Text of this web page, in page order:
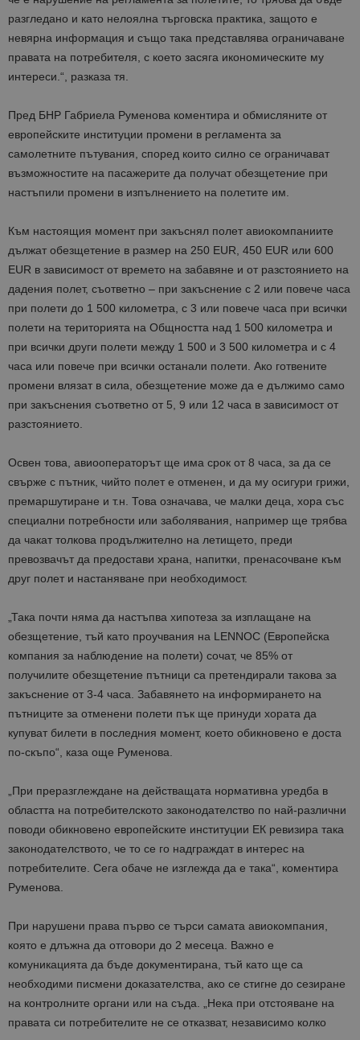
разгледано и като нелоялна търговска практика, защото е
невярна информация и също така представлява ограничаване
правата на потребителя, с което засяга икономическите му
интереси.“, разказа тя.
Пред БНР Габриела Руменова коментира и обмисляните от
европейските институции промени в регламента за
самолетните пътувания, според които силно се ограничават
възможностите на пасажерите да получат обезщетение при
настъпили промени в изпълнението на полетите им.
Към настоящия момент при закъснял полет авиокомпаниите
дължат обезщетение в размер на 250 EUR, 450 EUR или 600
EUR в зависимост от времето на забавяне и от разстоянието на
дадения полет, съответно – при закъснение с 2 или повече часа
при полети до 1 500 километра, с 3 или повече часа при всички
полети на територията на Общността над 1 500 километра и
при всички други полети между 1 500 и 3 500 километра и с 4
часа или повече при всички останали полети. Ако готвените
промени влязат в сила, обезщетение може да е дължимо само
при закъснения съответно от 5, 9 или 12 часа в зависимост от
разстоянието.
Освен това, авиооператорът ще има срок от 8 часа, за да се
свърже с пътник, чийто полет е отменен, и да му осигури грижи,
премаршутиране и т.н. Това означава, че малки деца, хора със
специални потребности или заболявания, например ще трябва
да чакат толкова продължително на летището, преди
превозвачът да предостави храна, напитки, пренасочване към
друг полет и настаняване при необходимост.
„Така почти няма да настъпва хипотеза за изплащане на
обезщетение, тъй като проучвания на LENNOC (Европейска
компания за наблюдение на полети) сочат, че 85% от
получилите обезщетение пътници са претендирали такова за
закъснение от 3-4 часа. Забавянето на информирането на
пътниците за отменени полети пък ще принуди хората да
купуват билети в последния момент, което обикновено е доста
по-скъпо“, каза още Руменова.
„При преразглеждане на действащата нормативна уредба в
областта на потребителското законодателство по най-различни
поводи обикновено европейските институции ЕК ревизира така
законодателството, че то се го надграждат в интерес на
потребителите. Сега обаче не изглежда да е така“, коментира
Руменова.
При нарушени права първо се търси самата авиокомпания,
която е длъжна да отговори до 2 месеца. Важно е
комуникацията да бъде документирана, тъй като ще са
необходими писмени доказателства, ако се стигне до сезиране
на контролните органи или на съда. „Нека при отстояване на
правата си потребителите не се отказват, независимо колко